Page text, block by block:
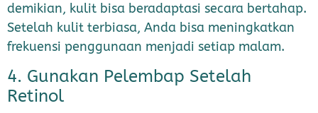
demikian, kulit bisa beradaptasi secara bertahap.
Setelah kulit terbiasa, Anda bisa meningkatkan
frekuensi penggunaan menjadi setiap malam.
4. Gunakan Pelembap Setelah
Retinol